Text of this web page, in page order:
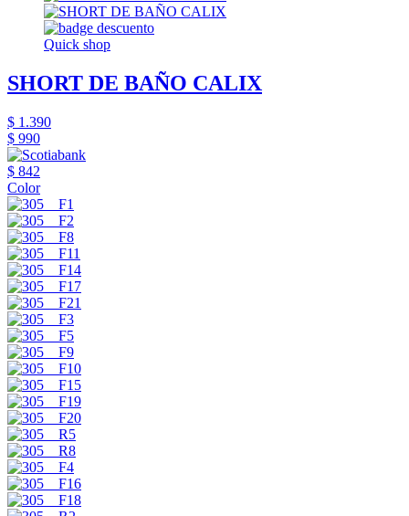
Quick shop
SHORT DE BAÑO CALIX
$ 1.390
$ 990
$ 842
Color